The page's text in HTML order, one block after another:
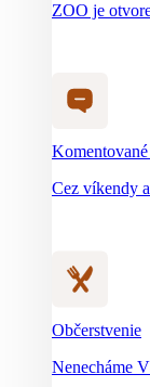
ZOO je
Cez víkendy
Občerstvenie
Nenecháme